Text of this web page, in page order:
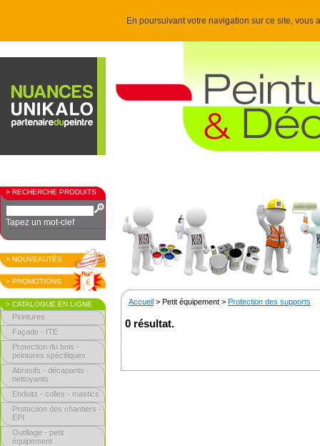
En poursuivant votre navigation sur ce site,
> RECHERCHE PRODUITS
Tapez un mot-clef
> NOUVEAUTÉS
> PROMOTIONS
> CATALOGUE EN LIGNE
Peintures
Façade - ITE
Protection du bois -
peintures spécifiques
Abrasifs - décapants -
nettoyants
Enduits - colles - mastics
Protection des chantiers -
EPI
Outillage - petit
équipement
Accueil > Petit équipement > Protection des supports
0 résultat.